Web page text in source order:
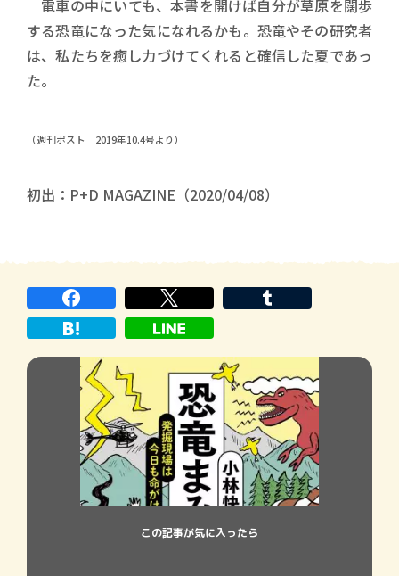
電車の中にいても、本書を開けば自分が草原を闊歩
する恐竜になった気になれるかも。恐竜やその研究者
は、私たちを癒し力づけてくれると確信した夏であっ
た。
（週刊ポスト 2019年10.4号より）
初出：P+D MAGAZINE（2020/04/08）
この記事が気に入ったら